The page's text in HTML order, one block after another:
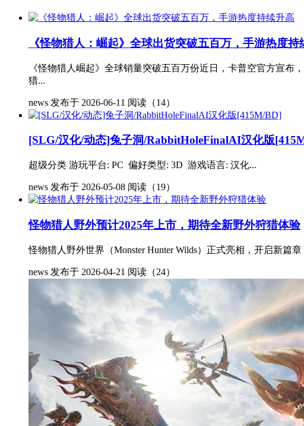
《怪物猎人：崛起》全球出货突破五百万，手游热度持
《怪物猎人崛起》全球销量突破五百万份近日，卡普空官方宣
猎...
news 发布于 2026-06-11 阅读（14）
[SLG/汉化/动态]兔子洞/RabbitHoleFinalAI汉化版
超级分类 游玩平台: PC 偏好类型: 3D 游戏语言: 汉化...
news 发布于 2026-05-08 阅读（19）
怪物猎人野外预计2025年上市，期待全新野外狩猎体验
怪物猎人野外世界（Monster Hunter Wilds）正式亮相，开启新
news 发布于 2026-04-21 阅读（24）